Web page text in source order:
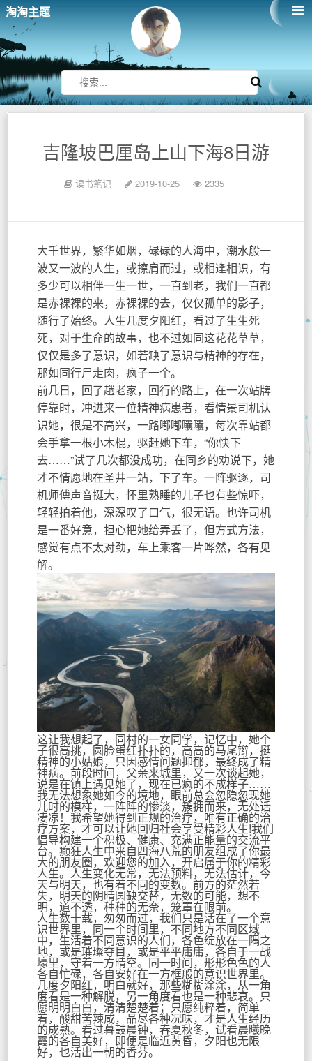
淘淘主题
吉隆坡巴厘岛上山下海8日游
读书笔记 2019-10-25 2335
大千世界，繁华如烟，碌碌的人海中，潮水般一
波又一波的人生，或擦肩而过，或相逢相识，有
多少可以相伴一生一世，一直到老，我们一直都
是赤裸裸的来，赤裸裸的去，仅仅孤单的影子，
随行了始终。人生几度夕阳红，看过了生生死
死，对于生命的故事，也不过如同这花花草草，
仅仅是多了意识，如若缺了意识与精神的存在，
那如同行尸走肉，疯子一个。
前几日，回了趟老家，回行的路上，在一次站牌
停靠时，冲进来一位精神病患者，看情景司机认
识她，很是不高兴，一路嘟嘟囔囔，每次靠站都
会手拿一根小木棍，驱赶她下车，“你快下
去……”试了几次都没成功，在同乡的劝说下，她
才不情愿地在圣井一站，下了车。一阵驱逐，司
机师傅声音挺大，怀里熟睡的儿子也有些惊吓，
轻轻拍着他，深深叹了口气，很无语。也许司机
是一番好意，担心把她给弄丢了，但方式方法，
感觉有点不太对劲，车上乘客一片哗然，各有见
解。
这让我想起了，同村的一女同学，记忆中，她个
子很高挑，圆脸蛋红扑扑的，高高的马尾辫，挺
精神的小姑娘，只因感情问题抑郁，最终成了精
神病。前段时间，父亲来城里，又一次谈起她，
说是在镇上遇见她了，现在已疯的不成样子……
我无法想象她如今的境地，眼前总会忽隐忽现她
儿时的模样，一阵阵的惨淡，簇拥而来，无处话
凄凉！我希望她得到正规的治疗，唯有正确的治
疗方案，才可以让她回归社会享受精彩人生!我们
倡导构建一个积极、健康、充满正能量的交流平
台。癫狂人生中来自四海八荒的朋友组成了你最
大的朋友圈，欢迎您的加入，开启属于你的精彩
人生。人生变化无常，无法预料，无法估计，今
天与明天，也有着不同的变数。前方的茫然若
失，明天的阴晴圆缺交替，无数的可能，想不
明，道不透，种种的无奈，笼罩在眼前。
人生数十载，匆匆而过，我们只是活在了一个意
识世界里，同一个时间里，不同地方不同区域
中，生活着不同意识的人们，各色绽放在一隅之
地，或是璀璨夺目，或是平平庸庸，各自于一战
壕里，守着一方晴空。同一时间，形形色色的人
各自忙碌，各自安好在一方框般的意识世界里。
几度夕阳红，明白就好，那些糊糊涂涂，从一角
度看是一种解脱，另一角度看也是一种悲哀。只
愿明明白白，清清楚楚着；只愿纯粹着，简单
着，酸甜苦辣咸，品尽各种况味，才是人生经历
的成熟。看过暮鼓晨钟，春夏秋冬，试看晨曦晚
霞的各自美好，即便是临近黄昏，夕阳也无限
好，也活出一朝的香芬。